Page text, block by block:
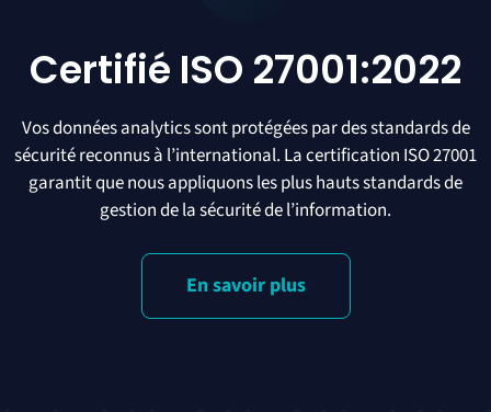
Certifié ISO 27001:2022
Vos données analytics sont protégées par des standards de
sécurité reconnus à l’international. La certification ISO 27001
garantit que nous appliquons les plus hauts standards de
gestion de la sécurité de l’information.
En savoir plus